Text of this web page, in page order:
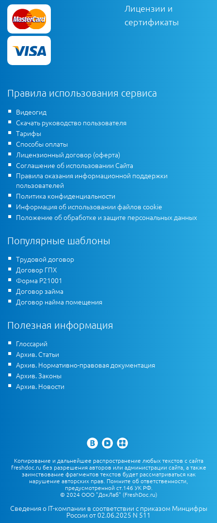
Лицензии и
сертификаты
Правила использования сервиса
Видеогид
Скачать руководство пользователя
Тарифы
Способы оплаты
Лицензионный договор (оферта)
Соглашение об использовании Сайта
Правила оказания информационной поддержки
пользователей
Политика конфиденциальности
Информация об использовании файлов cookie
Положение об обработке и защите персональных данных
Популярные шаблоны
Трудовой договор
Договор ГПХ
Форма Р21001
Договор займа
Договор найма помещения
Полезная информация
Глоссарий
Архив. Статьи
Архив. Нормативно-правовая документация
Архив. Законы
Архив. Новости
Копирование и дальнейшее распространение любых текстов с сайта
freshdoc.ru без разрешения авторов или администрации сайта, а также
заимствование фрагментов текстов будет рассматриваться как
нарушение авторских прав. Помните об ответственности,
предусмотренной ст.146 УК РФ.
© 2024 ООО "ДокЛаб" (FreshDoc.ru)
Сведения о IT-компании в соответствии с приказом Минцифры
России от 02.06.2025 N 511